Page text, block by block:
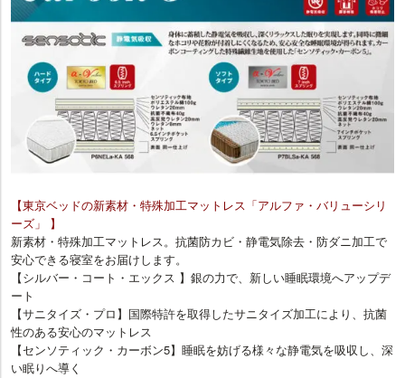
【東京ベッドの新素材・特殊加工マットレス「アルファ・バリューシリ
ーズ」 】
新素材・特殊加工マットレス。抗菌防カビ・静電気除去・防ダニ加工で
安心できる寝室をお届けします。
【シルバー・コート・エックス 】銀の力で、新しい睡眠環境へアップデ
ート
【サニタイズ・プロ】国際特許を取得したサニタイズ加工により、抗菌
性のある安心のマットレス
【センソティック・カーボン5】睡眠を妨げる様々な静電気を吸収し、深
い眠りへ導く